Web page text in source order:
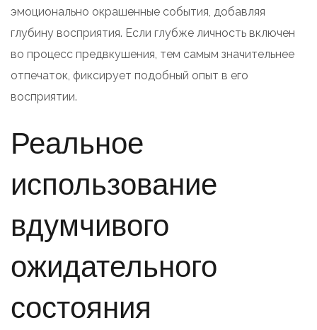
эмоционально окрашенные события, добавляя
глубину восприятия. Если глубже личность включен
во процесс предвкушения, тем самым значительнее
отпечаток, фиксирует подобный опыт в его
восприятии.
Реальное
использование
вдумчивого
ожидательного
состояния